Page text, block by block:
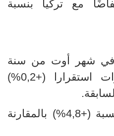
مع تركيا بنسبة
في شهر أوت من سنة
%)
(+4,8
%) بالمقارنة